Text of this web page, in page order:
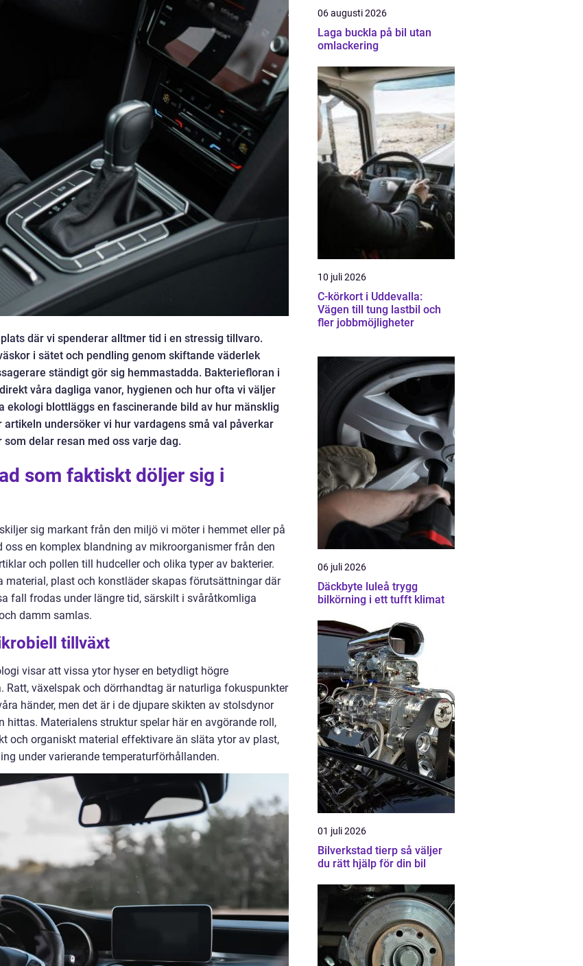
där vi spenderar alltmer tid i en stressig tillvaro.
i sätet och pendling genom skiftande väderlek
ständigt gör sig hemmastadda. Bakteriefloran i
våra dagliga vanor, hygienen och hur ofta vi väljer
ekologi blottläggs en fascinerande bild av hur mänsklig
undersöker vi hur vardagens små val påverkar
delar resan med oss varje dag.
som faktiskt döljer sig i
sig markant från den miljö vi möter i hemmet eller på
en komplex blandning av mikroorganismer från den
och pollen till hudceller och olika typer av bakterier.
plast och konstläder skapas förutsättningar där
fall frodas under längre tid, särskilt i svåråtkomliga
damm samlas.
tillväxt
visar att vissa ytor hyser en betydligt högre
växelspak och dörrhandtag är naturliga fokuspunkter
händer, men det är i de djupare skikten av stolsdynor
Materialens struktur spelar här en avgörande roll,
och organiskt material effektivare än släta ytor av plast,
under varierande temperaturförhållanden.
06 augusti 2026
Laga buckla på bil utan
omlackering
10 juli 2026
C-körkort i Uddevalla:
Vägen till tung lastbil och
fler jobbmöjligheter
06 juli 2026
Däckbyte luleå trygg
bilkörning i ett tufft klimat
01 juli 2026
Bilverkstad tierp så väljer
du rätt hjälp för din bil